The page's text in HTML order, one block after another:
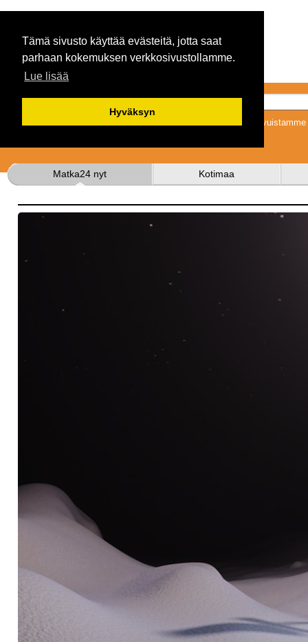
Tämä sivusto käyttää evästeitä, jotta saat
parhaan kokemuksen verkkosivustollamme.
Lue lisää
Hyväksyn
Tykkäämällä
Matka24 nyt Kotimaa